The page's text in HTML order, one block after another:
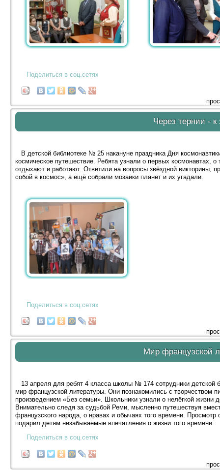
Поделиться в соц.сетях
Через тернии - к
В детской библиотеке № 25 накануне праздника Дня
космическое путешествие. Ребята узнали о первых космонавтах,
отдыхают и работают. Ответили на вопросы звёздной викторины,
собой в космос», а ещё собрали мозаики планет и их угадали.
Поделиться в соц.сетях
Мир французской
13 апреля для ребят 4 класса школы № 174 сотрудники детской
мир французской литературы. Они познакомились с творчеством
произведением «Без семьи». Школьники узнали о нелёгкой жизни
Внимательно следя за судьбой Реми, мысленно путешествуя
французского народа, о нравах и обычаях того времени.
подарил детям незабываемые впечатления о жизни того времени.
Поделиться в соц.сетях